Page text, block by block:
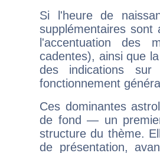
Si l'heure de
supplémentaires sont
l'accentuation des
cadentes), ainsi que
des indications sur
fonctionnement
Ces dominantes
de fond — un
structure du thème.
de présentation,